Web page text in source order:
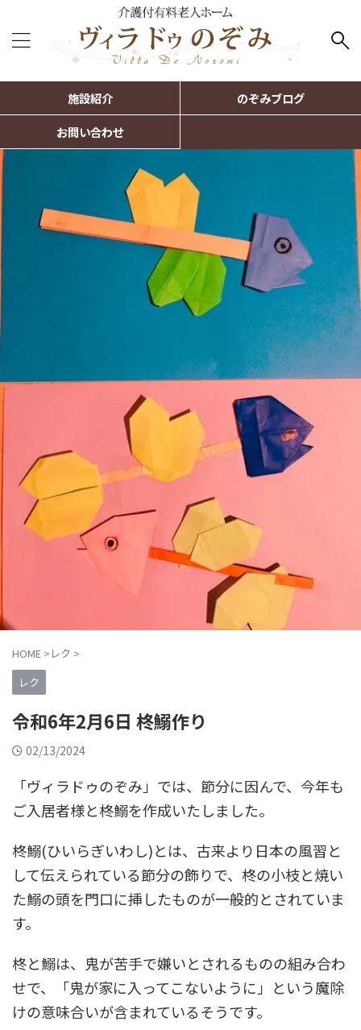
施設紹介
のぞみブログ
お問い合わせ
HOME > レク >
レク
令和6年2月6日 柊鰯作り
02/13/2024
「ヴィラドゥのぞみ」では、節分に因んで、今年も
ご入居者様と柊鰯を作成いたしました。
柊鰯(ひいらぎいわし)とは、古来より日本の風習と
して伝えられている節分の飾りで、柊の小枝と焼い
た鰯の頭を門口に挿したものが一般的とされていま
す。
柊と鰯は、鬼が苦手で嫌いとされるものの組み合わ
せで、「鬼が家に入ってこないように」という魔除
けの意味合いが含まれているそうです。